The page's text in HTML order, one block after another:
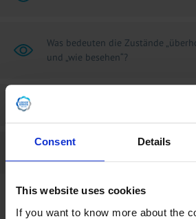
Consent Details
This website uses cookies
If you want to know more about the
Was bedeuten die Zustände
und „wie besehen“?